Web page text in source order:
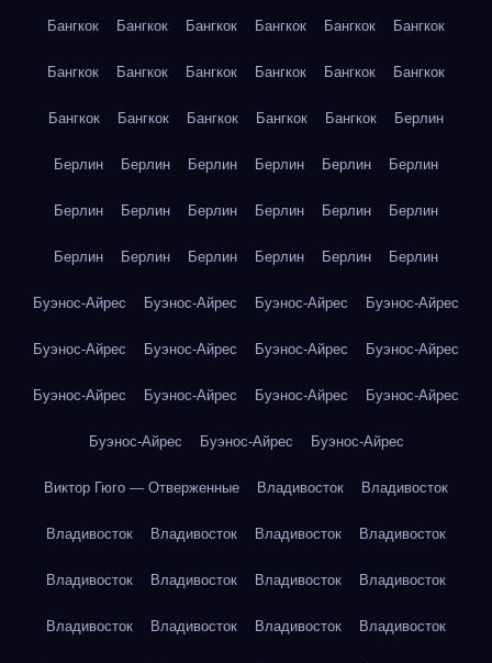
Бангкок Бангкок Бангкок Бангкок Бангкок Бангкок
Бангкок Бангкок Бангкок Бангкок Бангкок Бангкок
Бангкок Бангкок Бангкок Бангкок Бангкок Берлин
Берлин Берлин Берлин Берлин Берлин Берлин
Берлин Берлин Берлин Берлин Берлин Берлин
Берлин Берлин Берлин Берлин Берлин Берлин
Буэнос-Айрес Буэнос-Айрес Буэнос-Айрес Буэнос-Айрес
Буэнос-Айрес Буэнос-Айрес Буэнос-Айрес Буэнос-Айрес
Буэнос-Айрес Буэнос-Айрес Буэнос-Айрес Буэнос-Айрес
Буэнос-Айрес Буэнос-Айрес Буэнос-Айрес
Виктор Гюго — Отверженные Владивосток Владивосток
Владивосток Владивосток Владивосток Владивосток
Владивосток Владивосток Владивосток Владивосток
Владивосток Владивосток Владивосток Владивосток